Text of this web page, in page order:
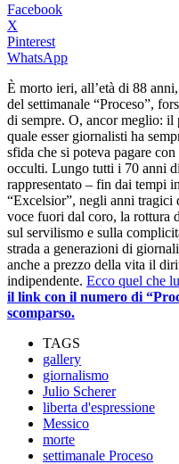
Facebook
X
Pinterest
WhatsApp
È morto ieri, all’età di 88
del settimanale “Proceso”,
di sempre. O, ancor meglio: il
quale esser giornalisti ha
sfida che si poteva pagare
occulti. Lungo tutti i 70 anni
rappresentato – fin dai tempi
“Excelsior”, negli anni tragici
voce fuori dal coro, la rottura
sul servilismo e sulla
strada a generazioni di
anche a prezzo della vita il
indipendente. Ecco quel che
il link con il numero di
scomparso.
TAGS
gallery
giornalismo
Julio Scherer
liberta d'espressione
Messico
morte
settimanale Proceso